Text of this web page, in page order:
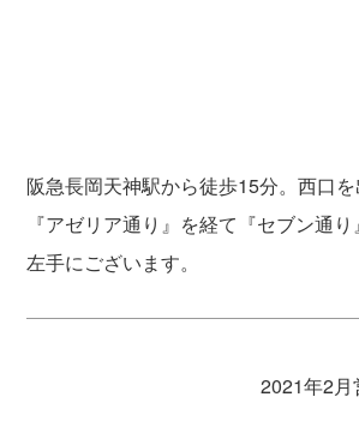
阪急長岡天神駅から徒歩15分。西口を
『アゼリア通り』を経て『セブン通り
左手にございます。
2021年2月